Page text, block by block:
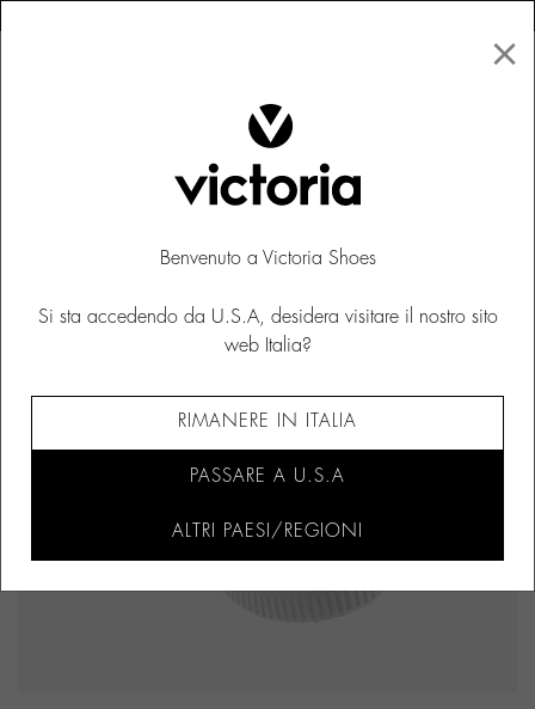
×
Benvenuto a Victoria Shoes
Si sta accedendo da U.S.A, desidera visitare il nostro sito
web Italia?
RIMANERE IN ITALIA
PASSARE A U.S.A
ALTRI PAESI/REGIONI